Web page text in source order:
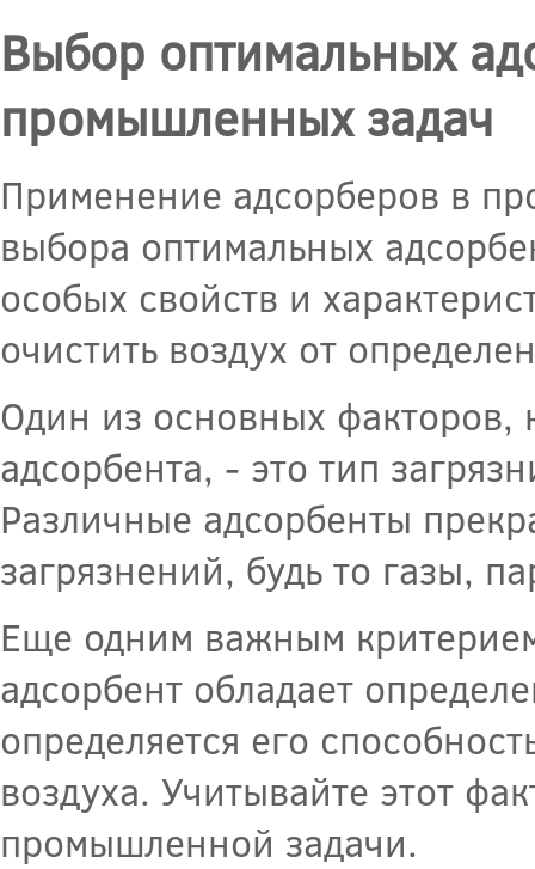
Выбор оптимальных
промышленных задач
Применение адсорберов в
выбора оптимальных
особых свойств и
очистить воздух от
Один из основных факторов,
адсорбента, - это тип
Различные адсорбенты
загрязнений, будь то газы,
Еще одним важным
адсорбент обладает
определяется его
воздуха. Учитывайте этот
промышленной задачи.